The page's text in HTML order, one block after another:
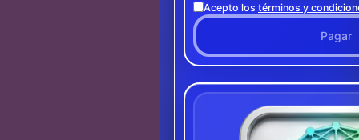
Acepto los términos y
Pagar